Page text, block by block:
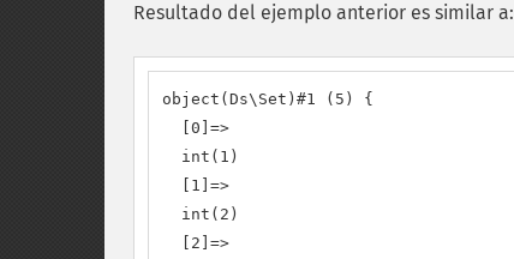
Resultado del ejemplo anterior es similar a:
object(Ds\Set)#1 (5) {
  [0]=>
  int(1)
  [1]=>
  int(2)
  [2]=>